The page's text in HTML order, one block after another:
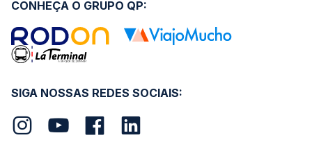
SIGA NOSSAS REDES SOCIAIS:
CONHEÇA O GRUPO QP: